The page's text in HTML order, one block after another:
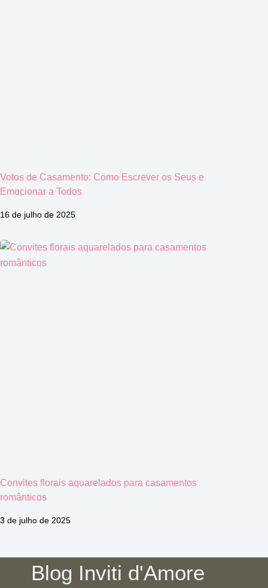
Votos de Casamento: Como Escrever os Seus e
Emocionar a Todos
16 de julho de 2025
Convites florais aquarelados para casamentos
românticos
3 de julho de 2025
Blog Inviti d'Amore